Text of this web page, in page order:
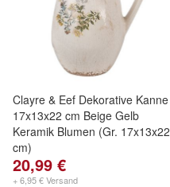
Clayre & Eef Dekorative Kanne
17x13x22 cm Beige Gelb
Keramik Blumen (Gr. 17x13x22
cm)
20,99 €
+ 6,95 € Versand